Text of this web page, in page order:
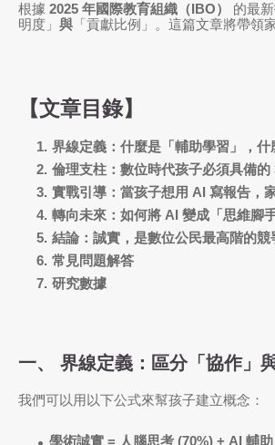
根據 2025 年國際教育組織（IBO）
的最
明度」 與 「貢獻比例」。這篇文章將帶領
【文章目錄】
界線定義：什麼是「輔助學習」，什
倫理支柱：數位時代孩子必須具備的
實戰引導：當孩子想用 AI 寫報告，
轉向未來：如何將 AI 變成「思維腳
結論：誠實，是數位公民最高階的競
常見問題解答
研究數據
一、 界線定義：區分「協作」
我們可以用以下公式來幫孩子建立概念：
學術誠實 = 人腦思考 (70%) + AI 輔